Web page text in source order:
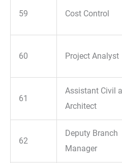
59 Cost Control
60 Project Analyst
61
Assistant Civil
Architect
62
Deputy Branch
Manager